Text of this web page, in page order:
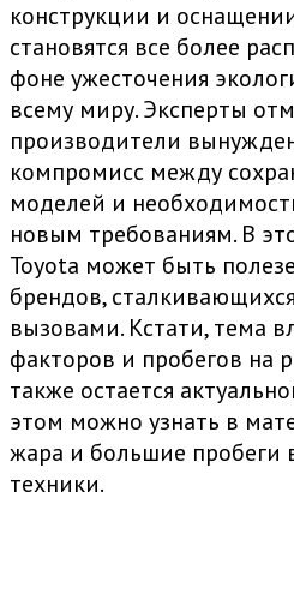
конструкции и
становятся все более
фоне ужесточения
всему миру. Эксперты
производители
компромисс между
моделей и
новым требованиям. В
Toyota может быть
брендов,
вызовами. Кстати, тема
факторов и пробегов на
также остается
этом можно узнать в
жара и большие пробеги
техники.